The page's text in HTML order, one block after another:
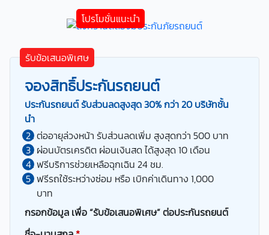
รับข้อเสนอพิเศษ
จองสิทธิ์ประกันรถยนต์
ประกันรถยนต์ รับส่วนลดสูงสุด 30% กว่า 20 บริษัทชั้น
นำ
ต่ออายุล่วงหน้า รับส่วนลดเพิ่ม สูงสุดกว่า 500 บาท
ผ่อนบัตรเครดิต ผ่อนเงินสด ได้สูงสุด 10 เดือน
ฟรีบริการช่วยเหลือฉุกเฉิน 24 ชม.
ฟรีรถใช้ระหว่างซ่อม หรือ เบิกค่าเดินทาง 1,000
บาท
กรอกข้อมูล เพื่อ “รับข้อเสนอพิเศษ” ต่อประกันรถยนต์